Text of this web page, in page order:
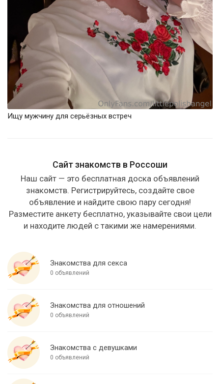
Ищу мужчину для серьёзных встреч
Сайт знакомств в Россоши
Наш сайт — это бесплатная доска объявлений
знакомств. Регистрируйтесь, создайте свое
объявление и найдите свою пару сегодня!
Разместите анкету бесплатно, указывайте свои цели
и находите людей с такими же намерениями.
Знакомства для секса
0 объявлений
Знакомства для отношений
0 объявлений
Знакомства с девушками
0 объявлений